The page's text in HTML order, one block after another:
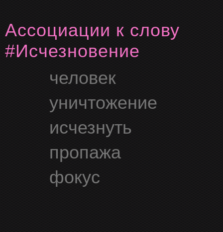
Ассоциации к слову
#Исчезновение
человек
уничтожение
исчезнуть
пропажа
фокус